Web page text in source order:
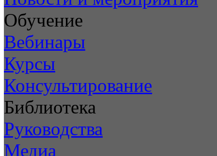
Обучение
Вебинары
Курсы
Консультирование
Библиотека
Руководства
Медиа